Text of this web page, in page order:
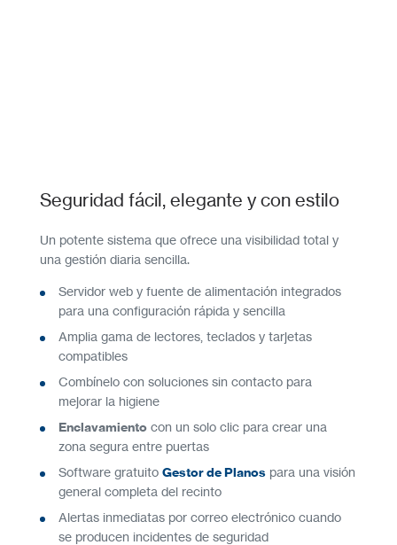
Seguridad fácil, elegante y con estilo
Un potente sistema que ofrece una visibilidad total y
una gestión diaria sencilla.
Servidor web y fuente de alimentación integrados
para una configuración rápida y sencilla
Amplia gama de lectores, teclados y tarjetas
compatibles
Combínelo con soluciones sin contacto para
mejorar la higiene
Enclavamiento con un solo clic para crear una
zona segura entre puertas
Software gratuito Gestor de Planos para una visión
general completa del recinto
Alertas inmediatas por correo electrónico cuando
se producen incidentes de seguridad